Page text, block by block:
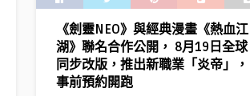
《劍靈NEO》與經典漫畫《熱血江
湖》聯名合作公開， 8月19日全球
同步改版，推出新職業「炎帝」，
事前預約開跑